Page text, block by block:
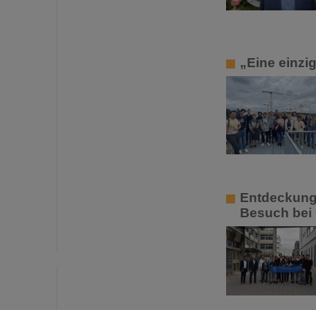
„Eine
Besuch bei